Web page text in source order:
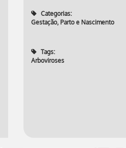
Categorias:
Gestação, Parto e Nascimento
Tags:
Arboviroses